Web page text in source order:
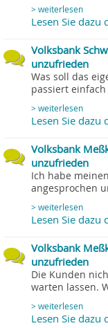
> weiterlesen
Lesen Sie dazu
Volksbank
unzufrieden
Was soll das
passiert
> weiterlesen
Lesen Sie dazu
Volksbank
unzufrieden
Ich habe
angesprochen
> weiterlesen
Lesen Sie dazu
Volksbank
unzufrieden
Die Kunden
warten lassen.
> weiterlesen
Lesen Sie dazu